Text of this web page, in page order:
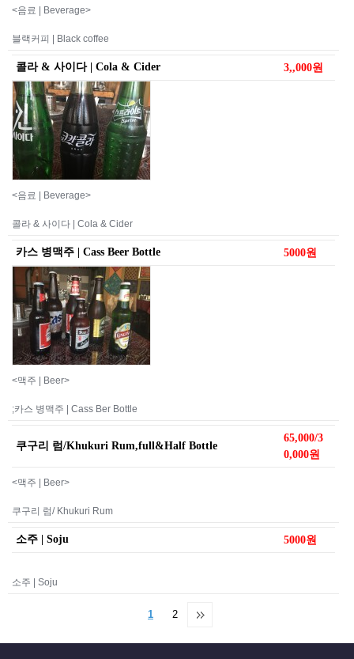
<음료 | Beverage>
블랙커피 | Black coffee
콜라 & 사이다 | Cola & Cider 3,,000원
<음료 | Beverage>
콜라 & 사이다 | Cola & Cider
카스 병맥주 | Cass Beer Bottle 5000원
<맥주 | Beer>
;카스 병맥주 | Cass Ber Bottle
쿠구리 럼/Khukuri Rum,full&Half Bottle
65,000/3
0,000원
<맥주 | Beer>
쿠구리 럼/ Khukuri Rum
소주 | Soju 5000원
소주 | Soju
1 2